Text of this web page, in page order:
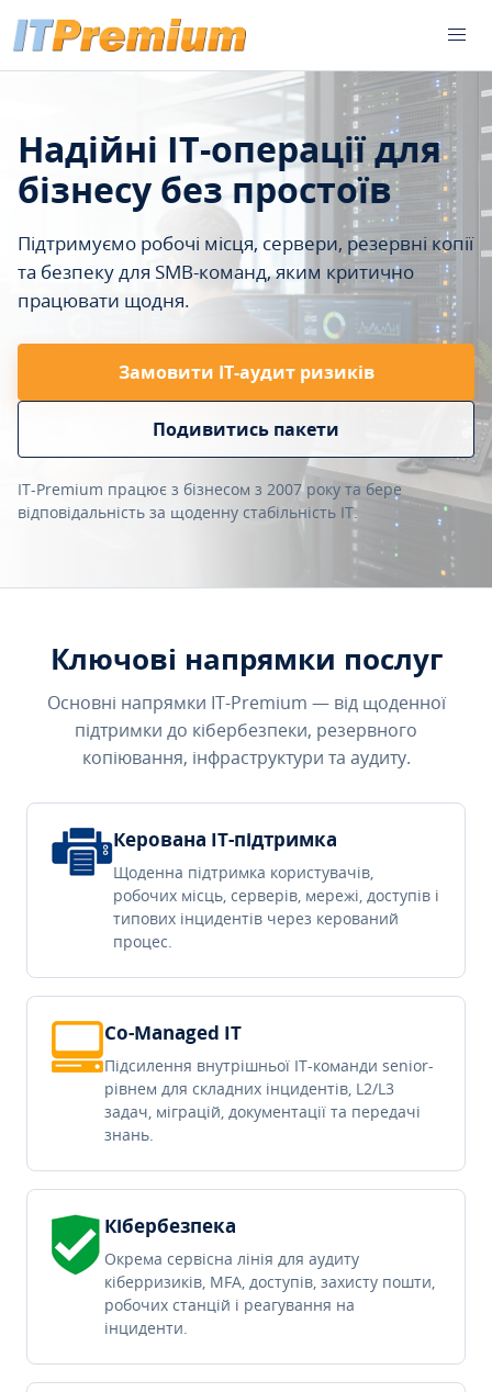
Надійні IT-операції для
бізнесу без простоїв
Підтримуємо робочі місця, сервери, резервні копії
та безпеку для SMB-команд, яким критично
працювати щодня.
Замовити ІТ-аудит ризиків
Подивитись пакети
IT-Premium працює з бізнесом з 2007 року та бере
відповідальність за щоденну стабільність IT.
Ключові напрямки послуг
Основні напрямки IT-Premium — від щоденної
підтримки до кібербезпеки, резервного
копіювання, інфраструктури та аудиту.
Керована IT-підтримка
Щоденна підтримка користувачів,
робочих місць, серверів, мережі, доступів і
типових інцидентів через керований
процес.
Co-Managed IT
Підсилення внутрішньої IT-команди senior-
рівнем для складних інцидентів, L2/L3
задач, міграцій, документації та передачі
знань.
Кібербезпека
Окрема сервісна лінія для аудиту
кіберризиків, MFA, доступів, захисту пошти,
робочих станцій і реагування на
інциденти.